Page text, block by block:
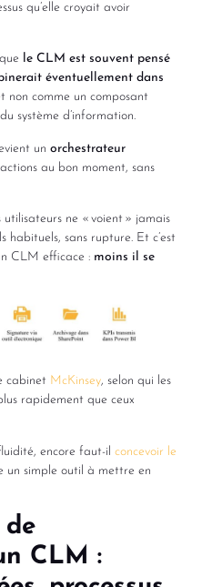
qu’elle croyait avoir
le CLM est souvent pensé
éventuellement dans
non comme un composant
système d’information.
unorchestrateur
au bon moment, sans
ne « voient » jamais
habituels, sans rupture. Et c’est
CLM efficace : moins il se
cabinet McKinsey, selon qui les
rapidement que ceux
encore faut-ilconcevoir le
un simple outil à mettre en
de
CLM :